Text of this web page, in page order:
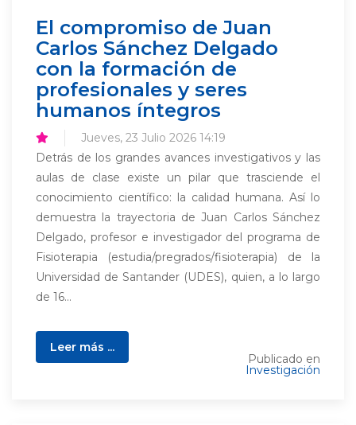
El compromiso de Juan
Carlos Sánchez Delgado
con la formación de
profesionales y seres
humanos íntegros
Jueves, 23 Julio 2026 14:19
Detrás de los grandes avances investigativos y las
aulas de clase existe un pilar que trasciende el
conocimiento científico: la calidad humana. Así lo
demuestra la trayectoria de Juan Carlos Sánchez
Delgado, profesor e investigador del programa de
Fisioterapia (estudia/pregrados/fisioterapia) de la
Universidad de Santander (UDES), quien, a lo largo
de 16...
Leer más ...
Publicado en
Investigación